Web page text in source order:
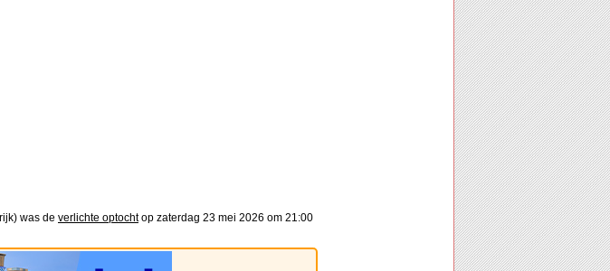
was de verlichte optochtop zaterdag 23 mei 2026 om 21:00